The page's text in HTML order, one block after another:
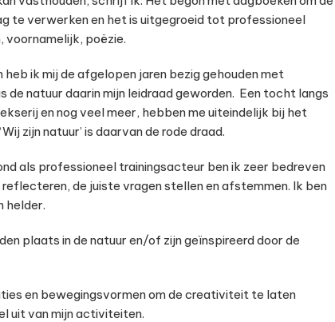
te verwerken en het is uitgegroeid tot professioneel
poëzie.
ik mij de afgelopen jaren bezig gehouden met
de natuur daarin mijn leidraad geworden. Een tocht langs
en nog veel meer, hebben me uiteindelijk bij het
zijn natuur’ is daarvan de rode draad.
als professioneel trainingsacteur ben ik zeer bedreven
de juiste vragen stellen en afstemmen. Ik ben
helder.
plaats in de natuur en/of zijn geïnspireerd door de
en bewegingsvormen om de creativiteit te laten
uit van mijn activiteiten.